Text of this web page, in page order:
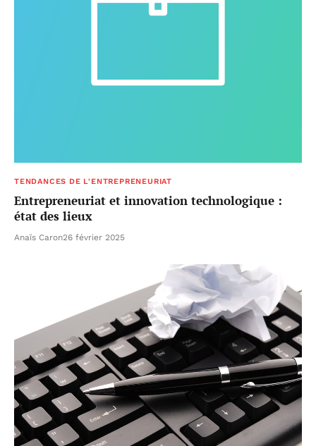
TENDANCES DE L'ENTREPRENEURIAT
Entrepreneuriat et innovation technologique :
état des lieux
Anaïs Caron26 février 2025